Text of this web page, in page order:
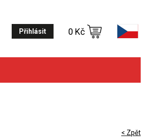
Přihlásit 0 Kč
< Zpět